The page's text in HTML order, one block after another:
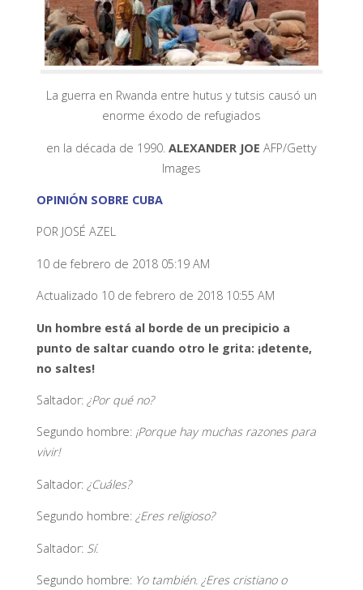
La guerra en Rwanda entre hutus y tutsis causó un
enorme éxodo de refugiados
en la década de 1990. ALEXANDER JOE AFP/Getty
Images
OPINIÓN SOBRE CUBA
POR JOSÉ AZEL
10 de febrero de 2018 05:19 AM
Actualizado 10 de febrero de 2018 10:55 AM
Un hombre está al borde de un precipicio a
punto de saltar cuando otro le grita: ¡detente,
no saltes!
Saltador: ¿Por qué no?
Segundo hombre: ¡Porque hay muchas razones para
vivir!
Saltador: ¿Cuáles?
Segundo hombre: ¿Eres religioso?
Saltador: Sí.
Segundo hombre: Yo también. ¿Eres cristiano o